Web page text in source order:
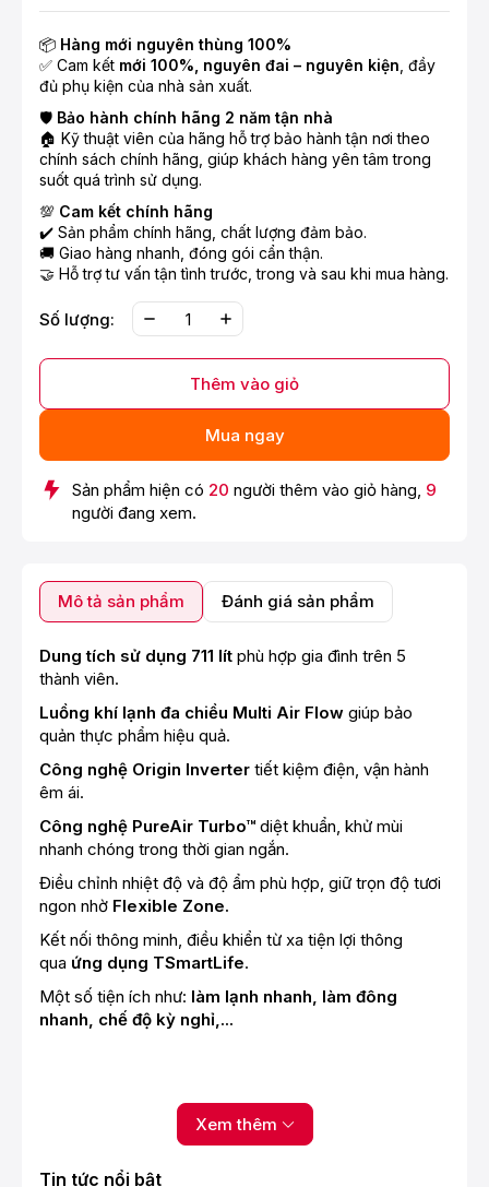
📦 Hàng mới nguyên thùng 100%
✅ Cam kết mới 100%, nguyên đai – nguyên kiện, đầy
đủ phụ kiện của nhà sản xuất.
🛡️ Bảo hành chính hãng 2 năm tận nhà
🏠 Kỹ thuật viên của hãng hỗ trợ bảo hành tận nơi theo
chính sách chính hãng, giúp khách hàng yên tâm trong
suốt quá trình sử dụng.
💯 Cam kết chính hãng
✔️ Sản phẩm chính hãng, chất lượng đảm bảo.
🚚 Giao hàng nhanh, đóng gói cẩn thận.
🤝 Hỗ trợ tư vấn tận tình trước, trong và sau khi mua hàng.
Số lượng:
Thêm vào giỏ
Mua ngay
Sản phẩm hiện có 20 người thêm vào giỏ hàng, 9
người đang xem.
Mô tả sản phẩm Đánh giá sản phẩm
Dung tích sử dụng 711 lít phù hợp gia đình trên 5
thành viên.
Luồng khí lạnh đa chiều Multi Air Flow giúp bảo
quản thực phẩm hiệu quả.
Công nghệ Origin Inverter tiết kiệm điện, vận hành
êm ái.
Công nghệ PureAir Turbo™ diệt khuẩn, khử mùi
nhanh chóng trong thời gian ngắn.
Điều chỉnh nhiệt độ và độ ẩm phù hợp, giữ trọn độ tươi
ngon nhờ Flexible Zone.
Kết nối thông minh, điều khiển từ xa tiện lợi thông
qua ứng dụng TSmartLife.
Một số tiện ích như: làm lạnh nhanh, làm đông
nhanh, chế độ kỳ nghỉ,...
Dung tích tổng: 758 lítXem thêm
Tin tức nổi bật